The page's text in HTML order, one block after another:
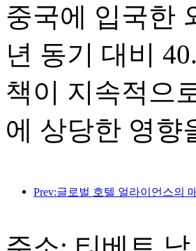
중국에 입국한
년 동기 대비
책이 지속적으
에 상당한 영향